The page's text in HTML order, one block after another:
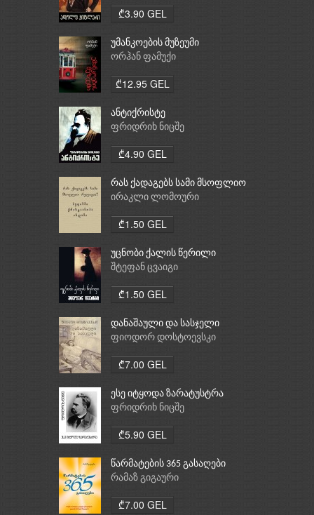
₾3.90 GEL
უმანკოების მუზეუმი
ორჰან ფამუქი
₾12.95 GEL
ანტიქრისტე
ფრიდრიხ ნიცშე
₾4.90 GEL
რას ქადაგებს სამი მსოფლიო
რელიგია: ბუდიზმი,
ირაკლი ლომოური
₾1.50 GEL
უცნობი ქალის წერილი
შტეფან ცვაიგი
₾1.50 GEL
დანაშაული და სასჯელი
ფიოდორ დოსტოევსკი
₾7.00 GEL
ესე იტყოდა ზარატუსტრა
ფრიდრიხ ნიცშე
₾5.90 GEL
წარმატების 365 გასაღები
რამაზ გიგაური
₾7.00 GEL